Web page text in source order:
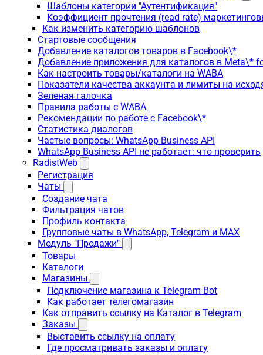
Шаблоны категории "Аутентификация"
Коэффициент прочтения (read rate)
Как изменить категорию шаблонов
Стартовые сообщения
Добавление каталогов товаров в Facebook\*
Добавление приложения для каталогов в Meta\*
Как настроить товары/каталоги на WABA
Показатели качества аккаунта и лимиты на
Зеленая галочка
Правила работы с WABA
Рекомендации по работе с Facebook\*
Статистика диалогов
Частые вопросы: WhatsApp Business API
WhatsApp Business API не работает: что проверить
RadistWeb
Регистрация
Чаты
Создание чата
Фильтрация чатов
Профиль контакта
Групповые чаты в WhatsApp, Telegram и MAX
Модуль "Продажи"
Товары
Каталоги
Магазины
Подключение магазина к Telegram Bot
Как работает телегомагазин
Как отправить ссылку на Каталог в Telegram
Заказы
Выставить ссылку на оплату
Где просматривать заказы и оплату